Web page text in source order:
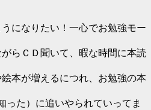
になりたい！一心でお勉強モー
らＣＤ聞いて、暇な時間に本読
本が増えるにつれ、お勉強の本
った）に追いやられていってま